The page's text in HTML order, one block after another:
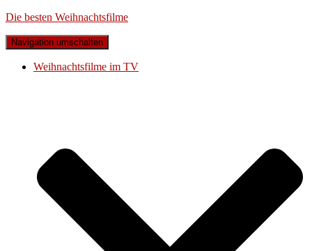
Die besten Weihnachtsfilme
Navigation umschalten
Weihnachtsfilme im TV